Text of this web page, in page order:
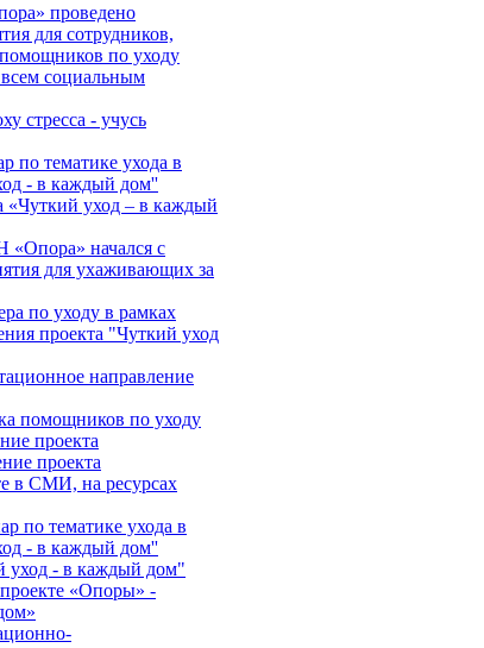
проведено
для сотрудников,
по уходу
социальным
стресса - учусь
по тематике ухода в
- в каждый дом''
«Чуткий уход – в каждый
начался с
для ухаживающих за
по уходу в рамках
проекта "Чуткий уход
направление
помощников по уходу
проекта
проекта
в СМИ, на ресурсах
по тематике ухода в
- в каждый дом''
уход - в каждый дом"
проекте «Опоры» -